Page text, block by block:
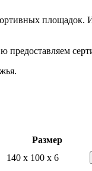
площадок.
Размер
140 x 100 x 6